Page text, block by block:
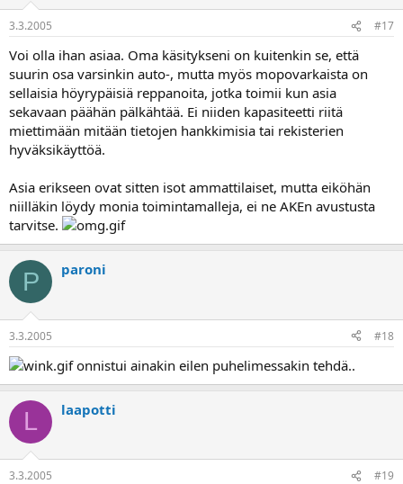
3.3.2005 #17
Voi olla ihan asiaa. Oma käsitykseni on kuitenkin se, että
suurin osa varsinkin auto-, mutta myös mopovarkaista on
sellaisia höyrypäisiä reppanoita, jotka toimii kun asia
sekavaan päähän pälkähtää. Ei niiden kapasiteetti riitä
miettimään mitään tietojen hankkimisia tai rekisterien
hyväksikäyttöä.
Asia erikseen ovat sitten isot ammattilaiset, mutta eiköhän
niilläkin löydy monia toimintamalleja, ei ne AKEn avustusta
tarvitse.
P paroni
3.3.2005 #18
onnistui ainakin eilen puhelimessakin tehdä..
L laapotti
3.3.2005 #19